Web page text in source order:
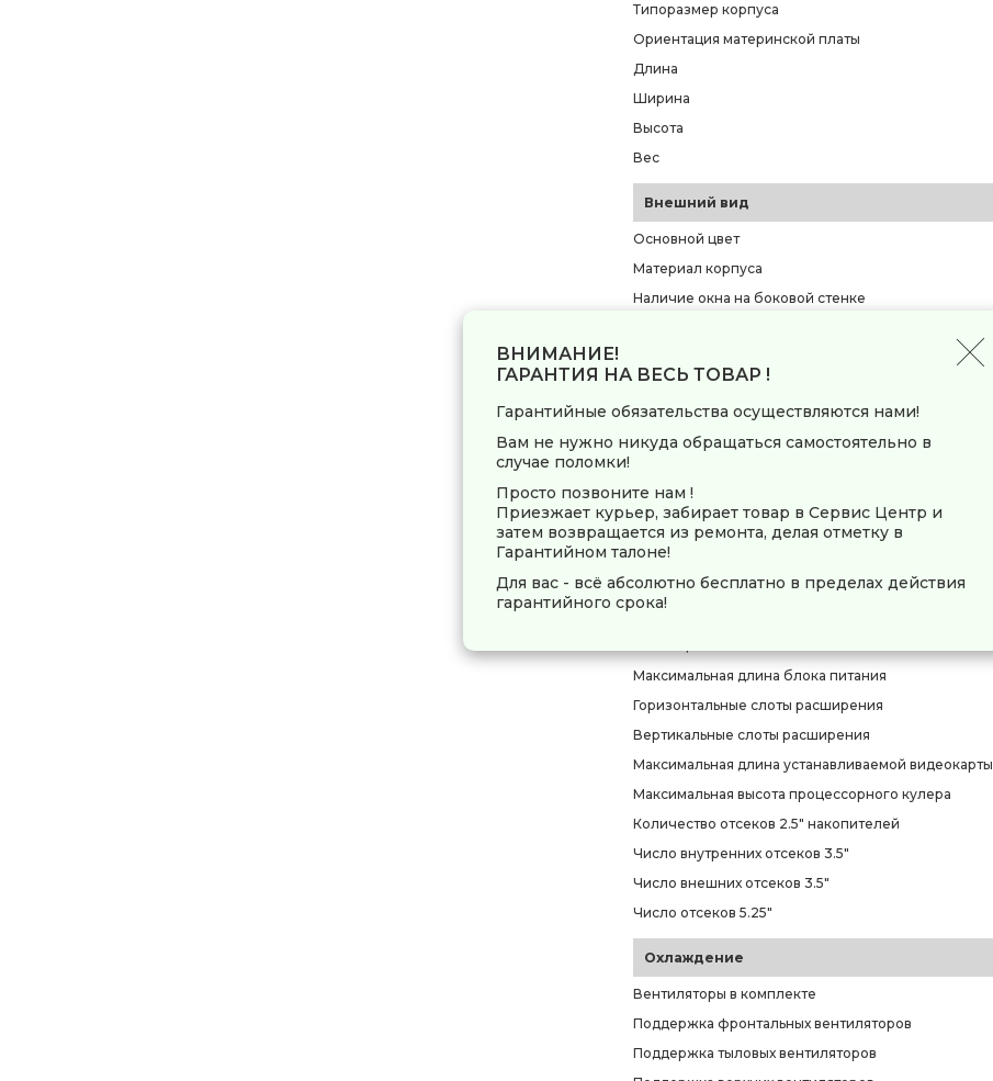
Типоразмер корпуса
Ориентация материнской платы
Длина
Ширина
Высота
Вес
Внешний вид
Основной цвет
Материал корпуса
Наличие окна на боковой стенке
Цвет подсветки
Источник подсветки
Способ управления подсветкой
Совместимость
Форм-фактор совместимых плат
Максимальная длина блока питания
Горизонтальные слоты расширения
Вертикальные слоты расширения
Максимальная длина устанавливаемой видеокарты
Максимальная высота процессорного кулера
Количество отсеков 2.5" накопителей
Число внутренних отсеков 3.5"
Число внешних отсеков 3.5"
Число отсеков 5.25"
Охлаждение
Вентиляторы в комплекте
Поддержка фронтальных вентиляторов
Поддержка тыловых вентиляторов
ВНИМАНИЕ!
ГАРАНТИЯ НА ВЕСЬ ТОВАР !
Гарантийные обязательства осуществляются нами!
Вам не нужно никуда обращаться самостоятельно в
случае поломки!
Просто позвоните нам !
Приезжает курьер, забирает товар в Сервис Центр и
затем возвращается из ремонта, делая отметку в
Гарантийном талоне!
Для вас - всё абсолютно бесплатно в пределах действия
гарантийного срока!